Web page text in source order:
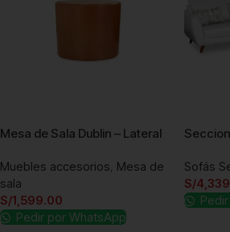
Mesa de Sala Dublin – Lateral
Muebles accesorios, Mesa de
sala
S/1,599.00
Pedir por WhatsApp
Sofás
S/